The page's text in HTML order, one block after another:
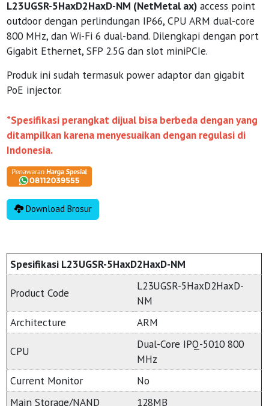
L23UGSR-5HaxD2HaxD-NM (NetMetal ax) access point
outdoor dengan perlindungan IP66, CPU ARM dual-core
800 MHz, dan Wi-Fi 6 dual-band. Dilengkapi dengan port
Gigabit Ethernet, SFP 2.5G dan slot miniPCIe.
Produk ini sudah termasuk power adaptor dan gigabit
PoE injector.
*Spesifikasi perangkat dijual bisa berbeda dengan yang
ditampilkan karena menyesuaikan dengan regulasi di
Indonesia.
Download Brosur
Spesifikasi L23UGSR-5HaxD2HaxD-NM
Product Code
L23UGSR-5HaxD2HaxD-
NM
Architecture
ARM
CPU
Dual-Core IPQ-5010 800
MHz
Current Monitor
No
Main Storage/NAND
128MB